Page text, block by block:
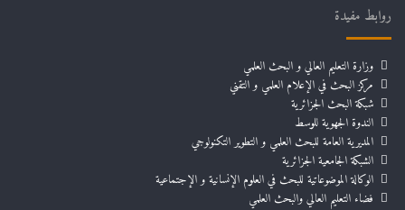
روابط مفيدة
وزارة التعليم العالي و البحث العلمي
مركز البحث في الإعلام العلمي و التقني
شبكة البحث الجزائرية
الندوة الجهوية للوسط
المديرية العامة للبحث العلمي و التطوير التكنولوجي
الشبكة الجامعية الجزائرية
الوكالة الموضوعاتية للبحث في العلوم الإنسانية و الإجتماعية
فضاء التعليم العالي والبحث العلمي